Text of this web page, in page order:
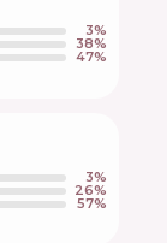
3%
38%
47%
3%
26%
57%